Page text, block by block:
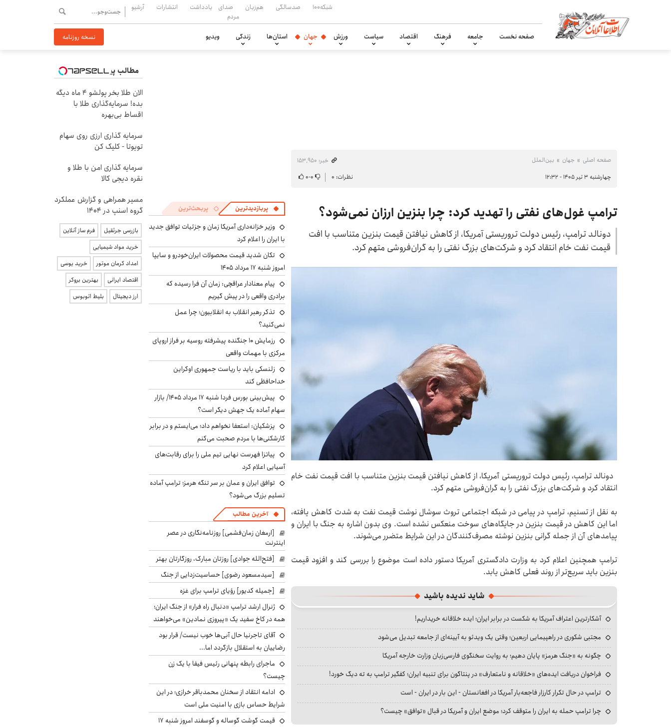
شبکه۱۰۰ صدسالگی هم‌زبان
صدای
مردم
یادداشت انتشارات آرشیو
صفحه نخست جامعه فرهنگ اقتصاد سیاست ورزش جهان استان‌ها زندگی ویدیو نسخه روزنامه
صفحه اصلی جهان بین‌الملل
خبر: ۱۵۳٬۹۵۰
چهارشنبه ۳ تیر ۱۴۰۵ - ۱۲:۳۲
نظرات: ۰ ۰-۰
ترامپ غول‌های نفتی را تهدید کرد: چرا بنزین ارزان نمی‌شود؟
دونالد ترامپ، رئیس دولت تروریستی آمریکا، از کاهش نیافتن قیمت بنزین متناسب با افت
قیمت نفت خام انتقاد کرد و شرکت‌های بزرگ نفتی را به گران‌فروشی متهم کرد.
دونالد ترامپ، رئیس دولت تروریستی آمریکا، از کاهش نیافتن قیمت بنزین متناسب با افت قیمت نفت خام
انتقاد کرد و شرکت‌های بزرگ نفتی را به گران‌فروشی متهم کرد.
به نقل از تسنیم، ترامپ در پیامی در شبکه اجتماعی تروث سوشال نوشت قیمت نفت به شدت کاهش یافته،
اما این کاهش در قیمت بنزین در جایگاه‌های سوخت منعکس نشده است. وی بدون اشاره به جنگ با ایران و
پیامدهای آن از جمله گرانی بنزین نوشته مصرف‌کنندگان در این شرایط متضرر می‌شوند.
ترامپ همچنین اعلام کرد به وزارت دادگستری آمریکا دستور داده است موضوع را بررسی کند و افزود قیمت
بنزین باید سریع‌تر از روند فعلی کاهش یابد.
شاید ندیده باشید
آشکارترین اعتراف آمریکا به شکست در برابر ایران؛ ایده خلاقانه خریداریم!
مجتبی شکوری در راهپیمایی اربعین؛ وقتی یک ویدئو به آیینه‌ای از جامعه تبدیل می‌شود
چگونه به «جنگ هرمز» پایان دهیم؛ به روایت سخنگوی فارسی‌زبان وزارت خارجه آمریکا
فراخوان دریافت ایده‌های «خلاقانه و نامتعارف» در پنتاگون برای تنبیه ایران؛ کفگیر ترامپ به ته دیگ خورد!
ترامپ در حال تکرار کارزار فاجعه‌بار آمریکا در افغانستان - این بار در ایران - است
چرا ترامپ حمله به ایران را متوقف کرد؛ موضع ایران و آمریکا در قبال «توافق» چیست؟
پربازدیدترین پربحث‌ترین
وزیر خزانه‌داری آمریکا زمان و جزئیات توافق جدید
با ایران را اعلام کرد
تکان شدید قیمت محصولات ایران‌خودرو و سایپا
امروز شنبه ۱۷ مرداد ۱۴۰۵
پیام معنادار عراقچی: زمان آن فرا رسیده که
برادری واقعی را در پیش گیریم
تذکر رهبر انقلاب به انقلابیون؛ چرا عمل
نمی‌کنید؟
رزمایش ۱۰ جنگنده پیشرفته روسیه بر فراز اروپای
مرکزی با مهمات واقعی
زلنسکی باید با ریاست جمهوری اوکراین
خداحافظی کند
پیش‌بینی بورس فردا شنبه ۱۷ مرداد ۱۴۰۵/ بازار
سهام آماده یک جهش دیگر است؟
پزشکیان: استعفا نخواهم داد؛ می‌ایستم و در برابر
کارشکنی‌ها با مردم صحبت می‌کنم
پیاتزا فهرست نهایی تیم ملی را برای رقابت‌های
آسیایی اعلام کرد
توافق ایران و عمان بر سر تنگه هرمز؛ ترامپ آماده
تسلیم بزرگ می‌شود؟
آخرین مطالب
[ارمغان زمان‌فشمی] روزنامه‌نگاری در عصر
اینترنت
[فتح‌الله جوادی] روزتان مبارک، روزگارتان بهتر
[سیدمسعود رضوی] حساسیت‌زدایی از جنگ
[جمیله کدیور] رؤیای ترامپ برای غزه
ژنرال ارشد ترامپ «دنبال راه فرار» از جنگ ایران؛
همه در کاخ سفید یک «پیروزی نمادین» می‌خواهند
آقای تاجرنیا حال آبی‌ها خوب نیست/ قرار بود
رضاییان به استقلال بازگردد اما...
ماجرای رابطه پنهانی رئیس فیفا با یک زن
چیست؟
ادامه انتقاد از سخنان محمدباقر خرازی؛ در این
شرایط حساس بازی با امنیت ملی است
قیمت گوشت گوساله و گوسفند امروز شنبه ۱۷
مطالب پیشنهادی
الان طلا بخر پولشو 4 ماه دیگه
بده! سرمایه‌گذاری طلا با
اقساط بی‌بهره
سرمایه گذاری ارزی روی سهام
تویوتا - کلیک کن
سرمایه گذاری امن با طلا و
نقره دیجی کالا
مسیر همراهی و گزارش عملکرد
گروه اسنپ در ۱۴۰۴
بازرسی جرثقیل
فرم ساز آنلاین
خرید مواد شیمیایی
امداد کرمان موتور
خرید یوسی
اقتصاد ایرانی
بهترین بروکر
ارز دیجیتال
بلیط اتوبوس